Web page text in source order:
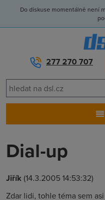
Do diskuse momentálně není
277 270 707
Dial-up
Jiřík (14.3.2005 14:53:32)
Zdar lidi, tohle téma sem